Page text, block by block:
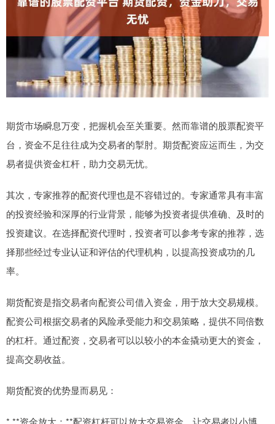
期货市场瞬息万变，把握机会至关重要。然而靠谱的股票配资平
台，资金不足往往成为交易者的掣肘。期货配资应运而生，为交
易者提供资金杠杆，助力交易无忧。
其次，专家推荐的配资代理也是不容错过的。专家通常具有丰富
的投资经验和深厚的行业背景，能够为投资者提供准确、及时的
投资建议。在选择配资代理时，投资者可以参考专家的推荐，选
择那些经过专业认证和评估的代理机构，以提高投资成功的几
率。
期货配资是指交易者向配资公司借入资金，用于放大交易规模。
配资公司根据交易者的风险承受能力和交易策略，提供不同倍数
的杠杆。通过配资，交易者可以以较小的本金撬动更大的资金，
提高交易收益。
期货配资的优势显而易见：